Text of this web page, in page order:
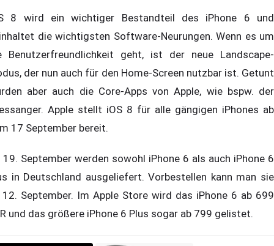
8 wird ein wichtiger Bestandteil des iPhone 6 und
die wichtigsten Software-Neurungen. Wenn es um
Benutzerfreundlichkeit geht, ist der neue Landscape-
der nun auch für den Home-Screen nutzbar ist. Getunt
aber auch die Core-Apps von Apple, wie bspw. der
Apple stellt iOS 8 für alle gängigen iPhones ab
17 September bereit.
19. September werden sowohl iPhone 6 als auch iPhone 6
in Deutschland ausgeliefert. Vorbestellen kann man sie
12. September. Im Apple Store wird das iPhone 6 ab 699
und das größere iPhone 6 Plus sogar ab 799 gelistet.